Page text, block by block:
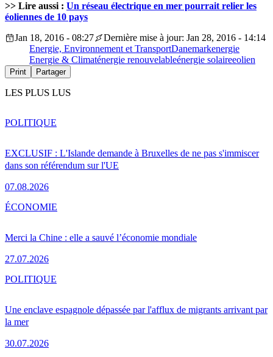
>> Lire aussi : Un réseau électrique en mer pourrait relier les
éoliennes de 10 pays
Jan 18, 2016 - 08:27
Dernière mise à jour: Jan 28, 2016 - 14:14
Energie, Environnement et TransportDanemarkenergie
Energie & Climaténergie renouvelableénergie solaireeolien
Print Partager
LES PLUS LUS
EXCLUSIF : L'Islande demande à Bruxelles de ne pas s'immiscer
dans son référendum sur l'UE
07.08.2026
POLITIQUE
Merci la Chine : elle a sauvé l’économie mondiale
27.07.2026
ÉCONOMIE
Une enclave espagnole dépassée par l'afflux de migrants arrivant par
la mer
30.07.2026
POLITIQUE